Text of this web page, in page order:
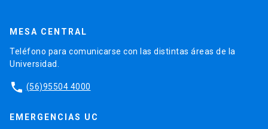
MESA CENTRAL
Teléfono para comunicarse con las distintas áreas de la
Universidad.
phone (56)95504 4000
EMERGENCIAS UC